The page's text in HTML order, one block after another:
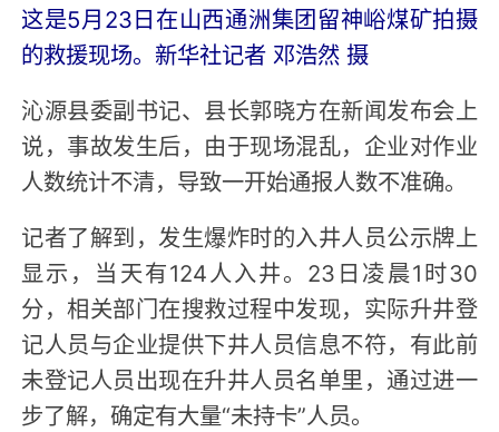
这是5月23日在山西通洲集团留神峪煤矿拍摄
的救援现场。新华社记者 邓浩然 摄
沁源县委副书记、县长郭晓方在新闻发布会上
说，事故发生后，由于现场混乱，企业对作业
人数统计不清，导致一开始通报人数不准确。
记者了解到，发生爆炸时的入井人员公示牌上
显示，当天有124人入井。23日凌晨1时30
分，相关部门在搜救过程中发现，实际升井登
记人员与企业提供下井人员信息不符，有此前
未登记人员出现在升井人员名单里，通过进一
步了解，确定有大量“未持卡”人员。